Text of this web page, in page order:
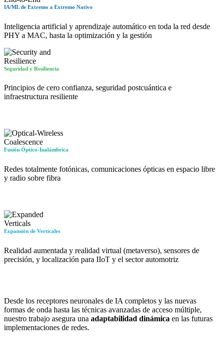
IA/ML de Extremo a Extremo Nativo
Inteligencia artificial y aprendizaje automático en toda la red desde
PHY a MAC, hasta la optimización y la gestión
Seguridad y Resiliencia
Principios de cero confianza, seguridad postcuántica e
infraestructura resiliente
Fusión Óptico-Inalámbrica
Redes totalmente fotónicas, comunicaciones ópticas en espacio libre
y radio sobre fibra
Expansión de Verticales
Realidad aumentada y realidad virtual (metaverso), sensores de
precisión, y localización para IIoT y el sector automotriz
Desde los receptores neuronales de IA completos y las nuevas
formas de onda hasta las técnicas avanzadas de acceso múltiple,
nuestro trabajo asegura una adaptabilidad dinámica en las futuras
implementaciones de redes.